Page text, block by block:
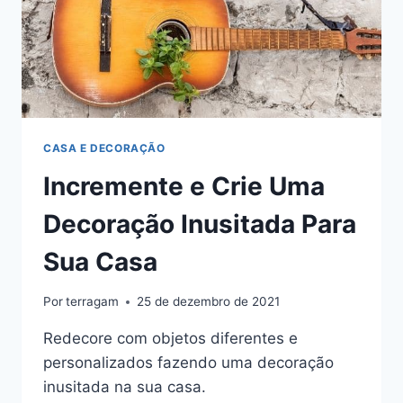
CASA E DECORAÇÃO
Incremente e Crie Uma
Decoração Inusitada Para
Sua Casa
Porterragam 25 de dezembro de 2021
Redecore com objetos diferentes e
personalizados fazendo uma decoração
inusitada na sua casa.